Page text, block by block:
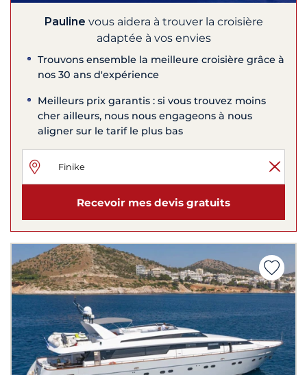
Pauline vous aidera à trouver la croisière
adaptée à vos envies
Trouvons ensemble la meilleure croisière grâce à
nos 30 ans d'expérience
Meilleurs prix garantis : si vous trouvez moins
cher ailleurs, nous nous engageons à nous
aligner sur le tarif le plus bas
Recevoir mes devis gratuits